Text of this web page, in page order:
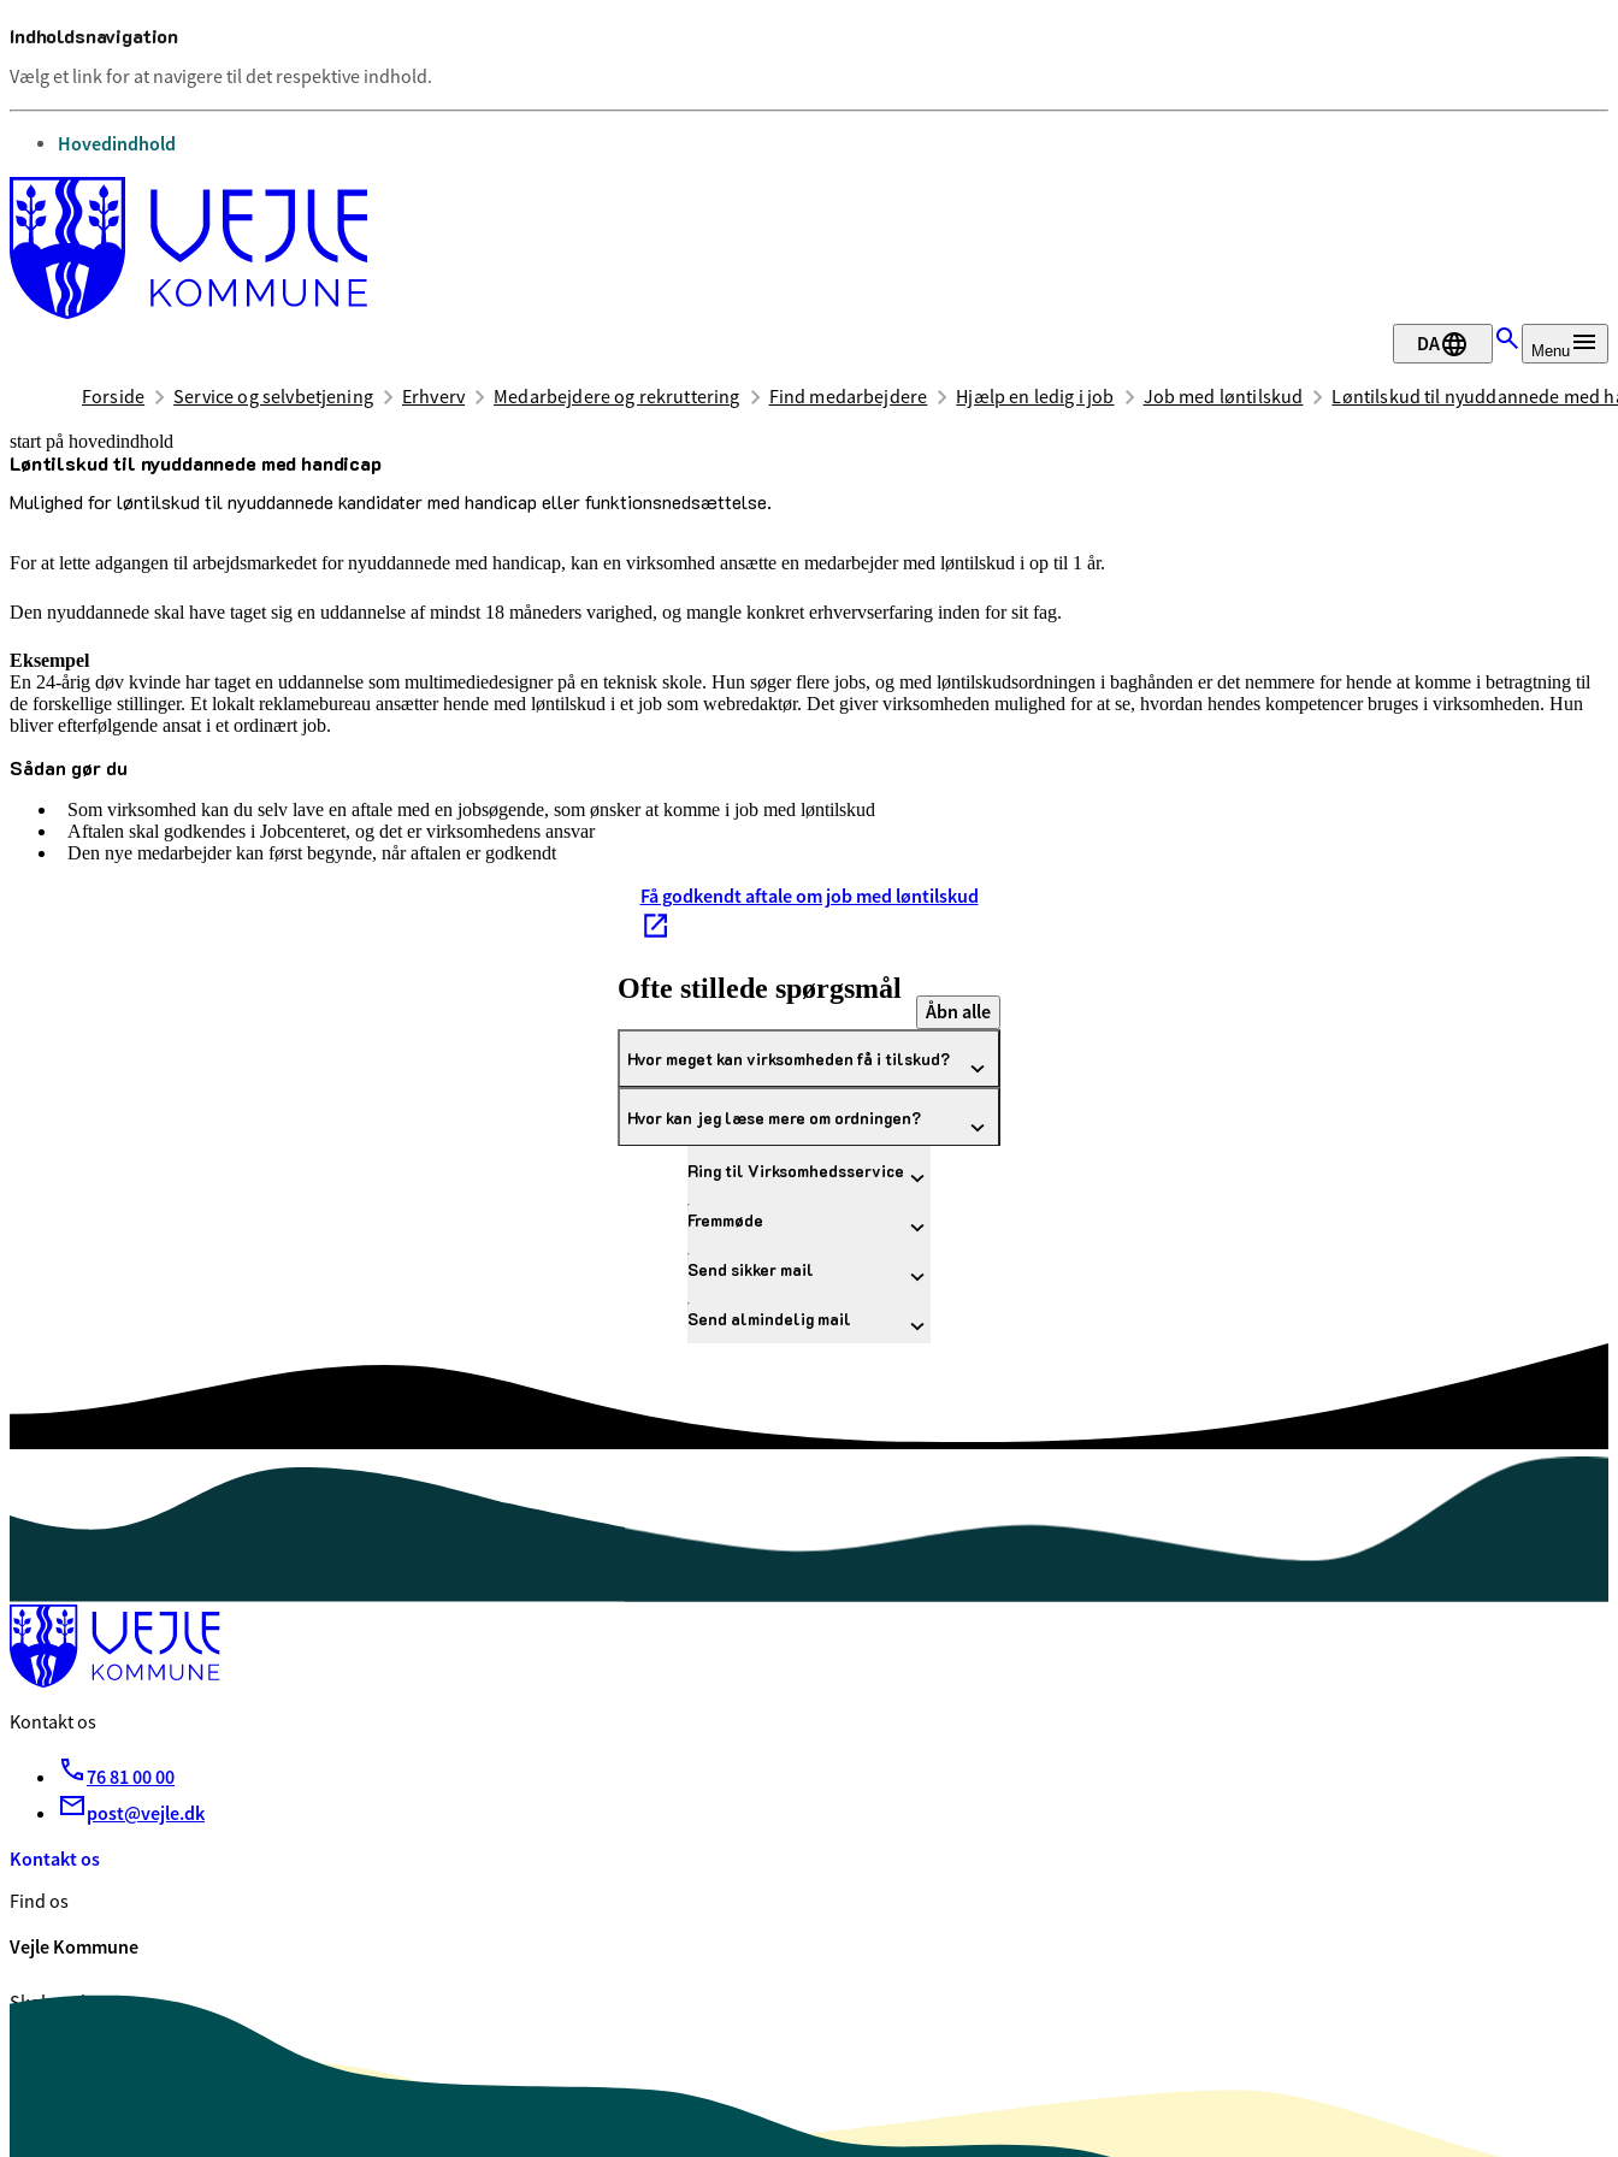
Indholdsnavigation
Vælg et link for at navigere til det respektive indhold.
gå til
Hovedindhold
DA Menu
Forside Service og selvbetjening Erhverv Medarbejdere og rekruttering Find medarbejdere Hjælp en ledig i job Job med løntilskud Løntilskud til nyuddannede med
start på hovedindhold
Løntilskud til nyuddannede med handicap
Mulighed for løntilskud til nyuddannede kandidater med handicap eller funktionsnedsættelse.
senest opdateret 18. februar 2025
For at lette adgangen til arbejdsmarkedet for nyuddannede med handicap, kan en virksomhed ansætte en medarbejder med løntilskud i op til 1 år.
Den nyuddannede skal have taget sig en uddannelse af mindst 18 måneders varighed, og mangle konkret erhvervserfaring inden for sit fag.
Eksempel
En 24-årig døv kvinde har taget en uddannelse som multimediedesigner på en teknisk skole. Hun søger flere jobs, og med løntilskudsordningen i baghånden er det nemmere for hende at komme i betragtning til
de forskellige stillinger. Et lokalt reklamebureau ansætter hende med løntilskud i et job som webredaktør. Det giver virksomheden mulighed for at se, hvordan hendes kompetencer bruges i virksomheden. Hun
bliver efterfølgende ansat i et ordinært job.
Sådan gør du
Som virksomhed kan du selv lave en aftale med en jobsøgende, som ønsker at komme i job med løntilskud
Aftalen skal godkendes i Jobcenteret, og det er virksomhedens ansvar
Den nye medarbejder kan først begynde, når aftalen er godkendt
Få godkendt aftale om job med løntilskud
Ofte stillede spørgsmål
Åbn alle
Hvor meget kan virksomheden få i tilskud?
Hvor kan jeg læse mere om ordningen?
Ring til Virksomhedsservice
Fremmøde
Send sikker mail
Send almindelig mail
Kontakt os
76 81 00 00
post@vejle.dk
Kontakt os
Find os
Vejle Kommune
Skolegade 1